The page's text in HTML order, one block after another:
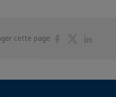
cette page
PartagerPartager